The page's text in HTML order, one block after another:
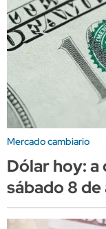
Mercado cambiario
Dólar hoy:
sábado 8